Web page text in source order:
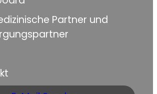
Partner und